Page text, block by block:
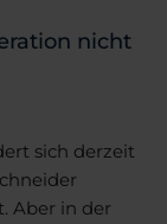
nicht
sich derzeit
Aber in der